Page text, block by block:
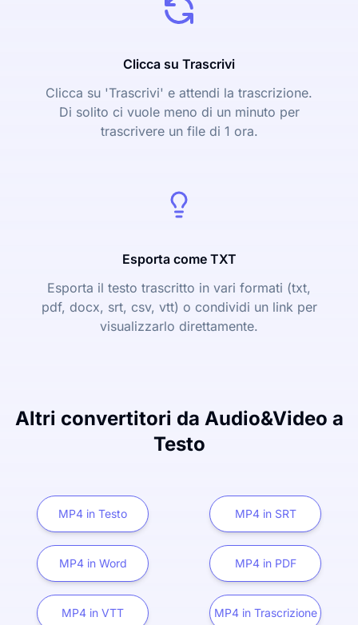
Clicca su Trascrivi
Clicca su 'Trascrivi' e attendi la trascrizione.
Di solito ci vuole meno di un minuto per
trascrivere un file di 1 ora.
Esporta come TXT
Esporta il testo trascritto in vari formati (txt,
pdf, docx, srt, csv, vtt) o condividi un link per
visualizzarlo direttamente.
Altri convertitori da Audio&Video a
Testo
MP4 in Testo MP4 in SRT
MP4 in Word MP4 in PDF
MP4 in VTT MP4 in Trascrizione